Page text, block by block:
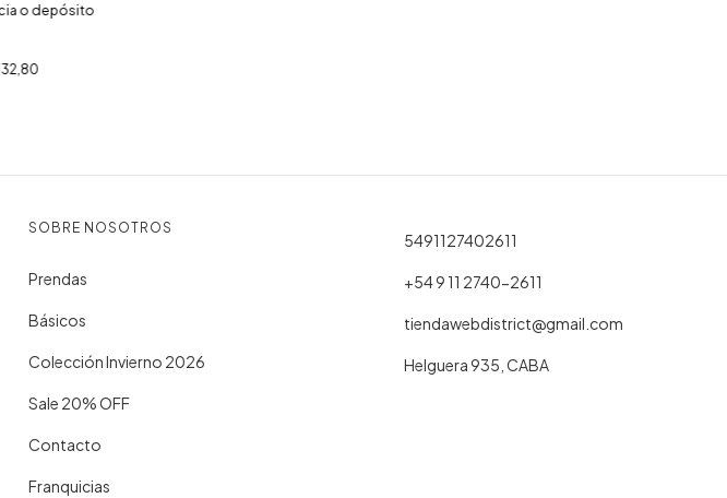
o depósito
SOBRE NOSOTROS
Prendas
Básicos
Colección Invierno 2026
Sale 20% OFF
Contacto
Franquicias
5491127402611
+54 9 11 2740-2611
tiendawebdistrict@gmail.com
Helguera 935, CABA